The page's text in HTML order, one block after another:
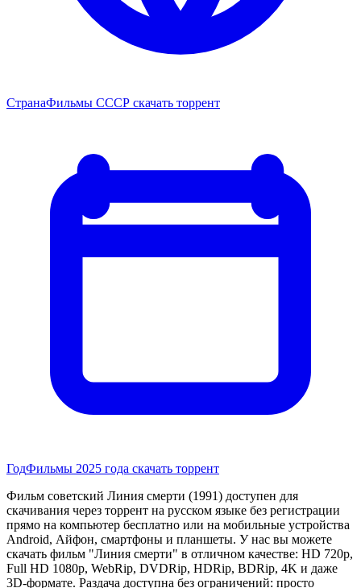
СтранаФильмы СССР скачать торрент
ГодФильмы 2025 года скачать торрент
Фильм советский Линия смерти (1991) доступен для
скачивания через торрент на русском языке без регистрации
прямо на компьютер бесплатно или на мобильные устройства
Android, Айфон, смартфоны и планшеты. У нас вы можете
скачать фильм "Линия смерти" в отличном качестве: HD 720p,
Full HD 1080p, WebRip, DVDRip, HDRip, BDRip, 4K и даже
3D-формате. Раздача доступна без ограничений: просто